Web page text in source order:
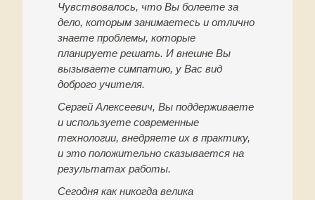
Чувствовалось, что Вы болеете за
дело, которым занимаетесь и отлично
знаете проблемы, которые
планируете решать. И внешне Вы
вызываете симпатию, у Вас вид
доброго учителя.
Сергей Алексеевич, Вы поддерживаете
и используете современные
технологии, внедряете их в практику,
и это положительно сказывается на
результатах работы.
Сегодня как никогда велика